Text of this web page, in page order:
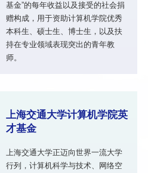
基金”的每年收益以及接受的社会捐
赠构成，用于资助计算机学院优秀
本科生、硕士生、博士生，以及扶
持在专业领域表现突出的青年教
师。
上海交通大学计算机学院英
才基金
上海交通大学正迈向世界一流大学
行列，计算机科学与技术、网络空